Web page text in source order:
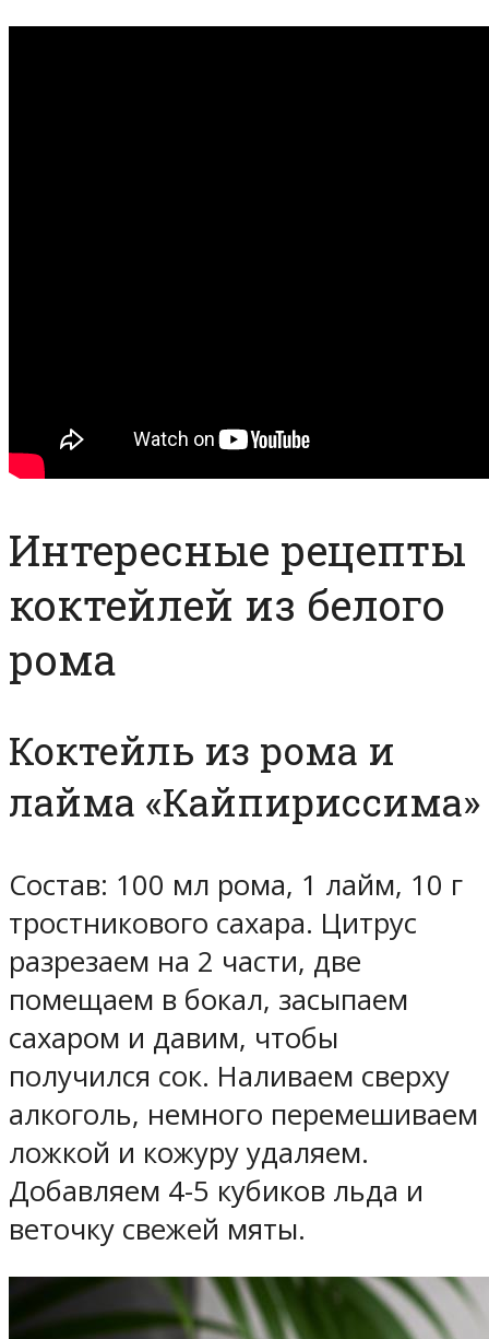
Интересные рецепты
коктейлей из белого
рома
Коктейль из рома и
лайма «Кайпириссима»
Состав: 100 мл рома, 1 лайм, 10 г
тростникового сахара. Цитрус
разрезаем на 2 части, две
помещаем в бокал, засыпаем
сахаром и давим, чтобы
получился сок. Наливаем сверху
алкоголь, немного перемешиваем
ложкой и кожуру удаляем.
Добавляем 4-5 кубиков льда и
веточку свежей мяты.